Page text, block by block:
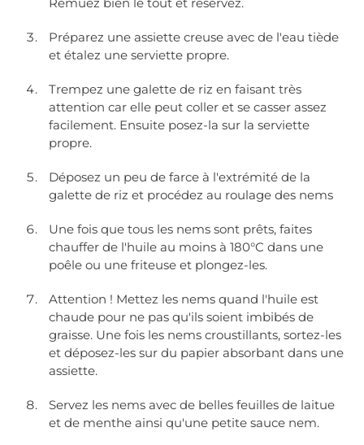
Préparez une assiette creuse avec de l'eau tiède
et étalez une serviette propre.
Trempez une galette de riz en faisant très
attention car elle peut coller et se casser assez
facilement. Ensuite posez-la sur la serviette
propre.
Déposez un peu de farce à l'extrémité de la
galette de riz et procédez au roulage des nems
Une fois que tous les nems sont prêts, faites
chauffer de l'huile au moins à 180°C dans une
poêle ou une friteuse et plongez-les.
Attention ! Mettez les nems quand l'huile est
chaude pour ne pas qu'ils soient imbibés de
graisse. Une fois les nems croustillants, sortez-les
et déposez-les sur du papier absorbant dans une
assiette.
Servez les nems avec de belles feuilles de laitue
et de menthe ainsi qu'une petite sauce nem.